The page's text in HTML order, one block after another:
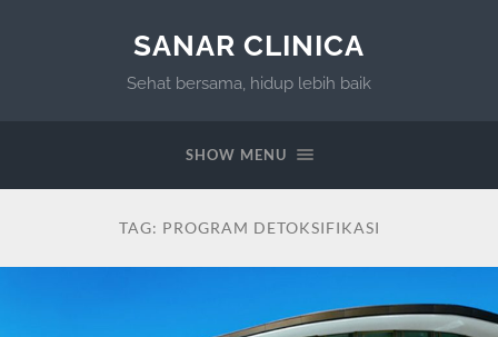
SANAR CLINICA
Sehat bersama, hidup lebih baik
SHOW MENU
TAG: PROGRAM DETOKSIFIKASI